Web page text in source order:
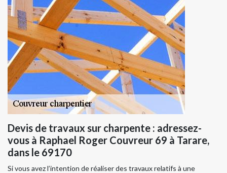
Devis de travaux sur charpente : adressez-
vous à Raphael Roger Couvreur 69 à Tarare,
dans le 69170
Si vous avez l’intention de réaliser des travaux relatifs à une